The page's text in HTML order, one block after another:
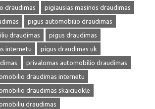
draudimas
pigiausias masinos draudimas
pigus automobilio draudimas
draudimas
pigus draudimas
internetu
pigus draudimas uk
privalomas automobilio draudimas
draudimas internetu
draudimas skaiciuokle
draudimas